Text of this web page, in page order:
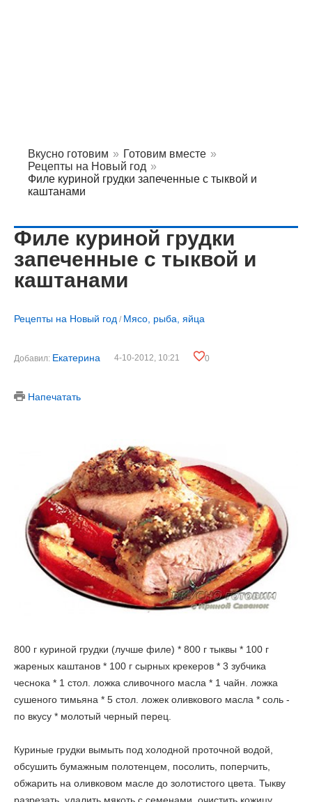
Вкусно готовим » Готовим вместе »
Рецепты на Новый год »
Филе куриной грудки запеченные с тыквой и
каштанами
Филе куриной грудки
запеченные с тыквой и
каштанами
Рецепты на Новый год / Мясо, рыба, яйца
Добавил: Екатерина 4-10-2012, 10:21 0
Напечатать
800 г куриной грудки (лучше филе) * 800 г тыквы * 100 г
жареных каштанов * 100 г сырных крекеров * 3 зубчика
чеснока * 1 стол. ложка сливочного масла * 1 чайн. ложка
сушеного тимьяна * 5 стол. ложек оливкового масла * соль -
по вкусу * молотый черный перец.
Куриные грудки вымыть под холодной проточной водой,
обсушить бумажным полотенцем, посолить, поперчить,
обжарить на оливковом масле до золотистого цвета. Тыкву